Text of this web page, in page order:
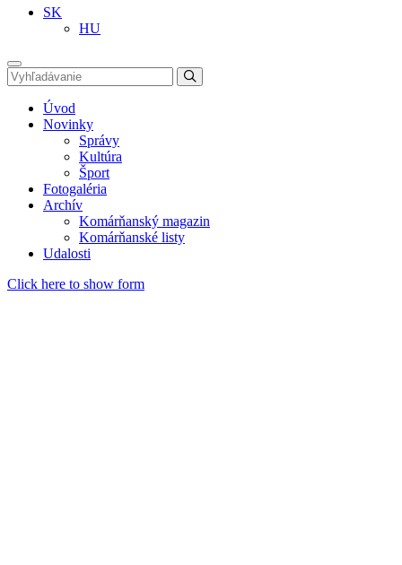
SK
HU
Úvod
Novinky
Správy
Kultúra
Šport
Fotogaléria
Archív
Komárňanský magazin
Komárňanské listy
Udalosti
Click here to show form